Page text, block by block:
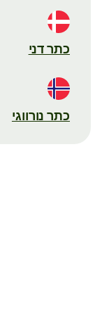
כתר דני
כתר נורווגי